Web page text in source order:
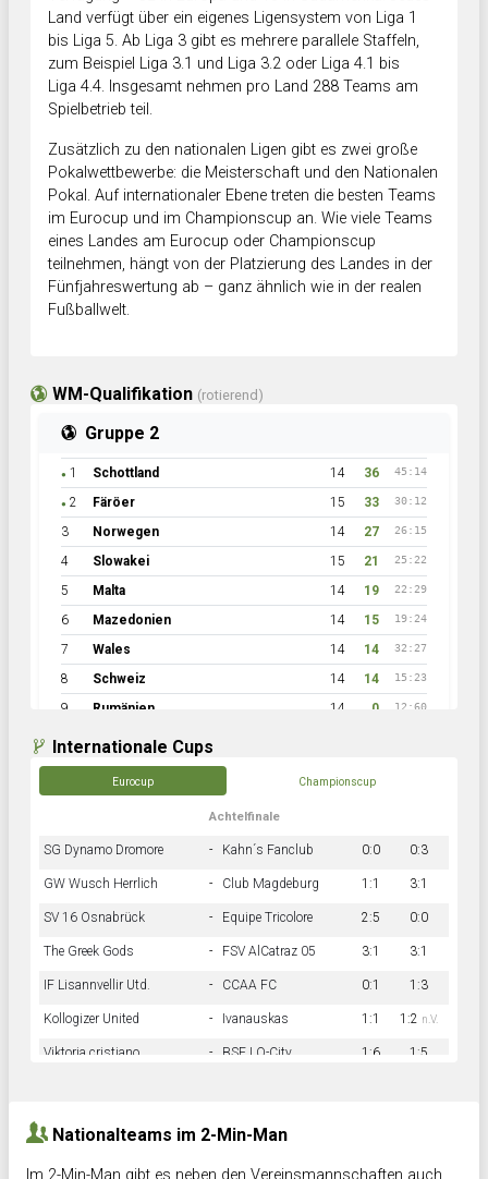
Land verfügt über ein eigenes Ligensystem von Liga 1
bis Liga 5. Ab Liga 3 gibt es mehrere parallele Staffeln,
zum Beispiel Liga 3.1 und Liga 3.2 oder Liga 4.1 bis
Liga 4.4. Insgesamt nehmen pro Land 288 Teams am
Spielbetrieb teil.
Zusätzlich zu den nationalen Ligen gibt es zwei große
Pokalwettbewerbe: die Meisterschaft und den Nationalen
Pokal. Auf internationaler Ebene treten die besten Teams
im Eurocup und im Championscup an. Wie viele Teams
eines Landes am Eurocup oder Championscup
teilnehmen, hängt von der Platzierung des Landes in der
Fünfjahreswertung ab – ganz ähnlich wie in der realen
Fußballwelt.
WM-Qualifikation (rotierend)
Gruppe 2
● 1 Schottland 14 36 45:14
● 2 Färöer 15 33 30:12
3 Norwegen 14 27 26:15
4 Slowakei 15 21 25:22
5 Malta 14 19 22:29
6 Mazedonien 14 15 19:24
7 Wales 14 14 32:27
8 Schweiz 14 14 15:23
9 Rumänien 14 0 12:60
Internationale Cups
Eurocup Championscup
Achtelfinale
SG Dynamo Dromore - Kahn´s Fanclub 0:0 0:3
GW Wusch Herrlich - Club Magdeburg 1:1 3:1
SV 16 Osnabrück - Equipe Tricolore 2:5 0:0
The Greek Gods - FSV AlCatraz 05 3:1 3:1
IF Lisannvellir Utd. - CCAA FC 0:1 1:3
Kollogizer United - Ivanauskas 1:1 1:2 n.V.
Viktoria cristiano - BSF LO-City 1:6 1:5
Nationalteams im 2-Min-Man